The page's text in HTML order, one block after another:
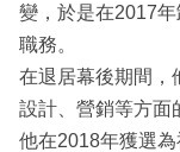
變，於是在2017
職務。
在退居幕後期間，
設計、營銷等方面
他在2018年獲選